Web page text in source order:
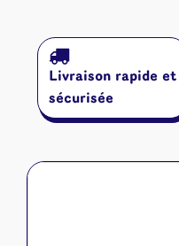
Livraison rapide et
sécurisée